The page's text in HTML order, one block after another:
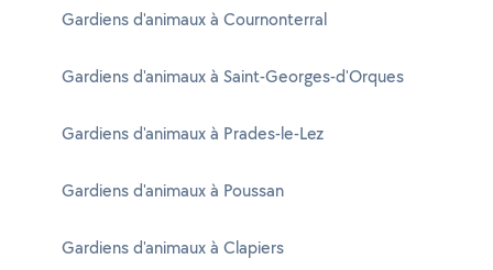
Gardiens d'animaux à Cournonterral
Gardiens d'animaux à Saint-Georges-d'Orques
Gardiens d'animaux à Prades-le-Lez
Gardiens d'animaux à Poussan
Gardiens d'animaux à Clapiers